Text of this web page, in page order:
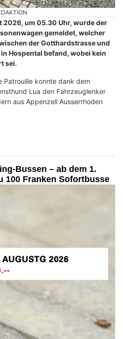
2026, um 05.30 Uhr, wurde der
gemeldet, welcher
der Gotthardstrasse und
Hospental befand, wobei kein
sei.
Patrouille konnte dank dem
Lua den Fahrzeuglenker
aus Appenzell Ausserrhoden
Bussen – ab dem 1.
100 Franken Sofortbusse